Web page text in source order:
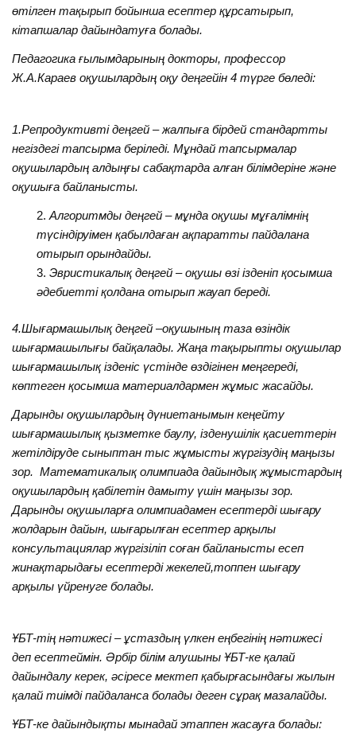
өтілген тақырып бойынша есептер құрсатырып,
кітапшалар дайындатуға болады.
Педагогика ғылымдарының докторы, профессор
Ж.А.Караев оқушылардың оқу деңгейін 4 түрге бөледі:
1.Репродуктивті деңгей – жалпыға бірдей стандартты
негіздегі тапсырма беріледі. Мұндай тапсырмалар
оқушылардың алдыңғы сабақтарда алған білімдеріне және
оқушыға байланысты.
Алгоритмды деңгей – мұнда оқушы мұғалімнің
түсіндіруімен қабылдаған ақпаратты пайдалана
отырып орындайды.
Эвристикалық деңгей – оқушы өзі ізденіп қосымша
әдебиетті қолдана отырып жауап береді.
4.Шығармашылық деңгей –оқушының таза өзіндік
шығармашылығы байқалады. Жаңа тақырыпты оқушылар
шығармашылық ізденіс үстінде өздігінен меңгереді,
көптеген қосымша материалдармен жұмыс жасайды.
Дарынды оқушылардың дүниетанымын кеңейту
шығармашылық қызметке баулу, ізденушілік қасиеттерін
жетілдіруде сыныптан тыс жұмысты жүргізудің маңызы
зор. Математикалық олимпиада дайындық жұмыстардың
оқушылардың қабілетін дамыту үшін маңызы зор.
Дарынды оқушыларға олимпиадамен есептерді шығару
жолдарын дайын, шығарылған есептер арқылы
консультациялар жүргізіліп соған байланысты есеп
жинақтарыдағы есептерді жекелей,топпен шығару
арқылы үйренуге болады.
ҰБТ-тің нәтижесі – ұстаздың үлкен еңбегінің нәтижесі
деп есептеймін. Әрбір білім алушыны ҰБТ-ке қалай
дайындалу керек, әсіресе мектеп қабырғасындағы жылын
қалай тиімді пайдаланса болады деген сұрақ мазалайды.
ҰБТ-ке дайындықты мынадай этаппен жасауға болады: